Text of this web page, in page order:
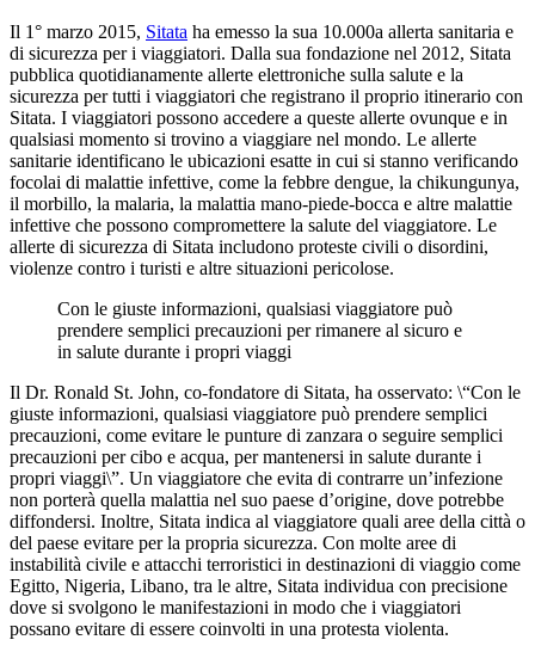
Il 1° marzo 2015, Sitata ha emesso la sua 10.000a allerta sanitaria e
di sicurezza per i viaggiatori. Dalla sua fondazione nel 2012, Sitata
pubblica quotidianamente allerte elettroniche sulla salute e la
sicurezza per tutti i viaggiatori che registrano il proprio itinerario con
Sitata. I viaggiatori possono accedere a queste allerte ovunque e in
qualsiasi momento si trovino a viaggiare nel mondo. Le allerte
sanitarie identificano le ubicazioni esatte in cui si stanno verificando
focolai di malattie infettive, come la febbre dengue, la chikungunya,
il morbillo, la malaria, la malattia mano-piede-bocca e altre malattie
infettive che possono compromettere la salute del viaggiatore. Le
allerte di sicurezza di Sitata includono proteste civili o disordini,
violenze contro i turisti e altre situazioni pericolose.
Con le giuste informazioni, qualsiasi viaggiatore può
prendere semplici precauzioni per rimanere al sicuro e
in salute durante i propri viaggi
Il Dr. Ronald St. John, co-fondatore di Sitata, ha osservato: \“Con le
giuste informazioni, qualsiasi viaggiatore può prendere semplici
precauzioni, come evitare le punture di zanzara o seguire semplici
precauzioni per cibo e acqua, per mantenersi in salute durante i
propri viaggi\”. Un viaggiatore che evita di contrarre un’infezione
non porterà quella malattia nel suo paese d’origine, dove potrebbe
diffondersi. Inoltre, Sitata indica al viaggiatore quali aree della città o
del paese evitare per la propria sicurezza. Con molte aree di
instabilità civile e attacchi terroristici in destinazioni di viaggio come
Egitto, Nigeria, Libano, tra le altre, Sitata individua con precisione
dove si svolgono le manifestazioni in modo che i viaggiatori
possano evitare di essere coinvolti in una protesta violenta.